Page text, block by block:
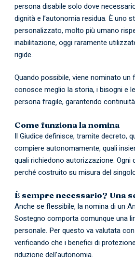
persona disabile solo dove
dignità e l’autonomia residua. È uno
personalizzato, molto più umano
inabilitazione, oggi raramente
rigide.
Quando possibile, viene nominato un
conosce meglio la storia, i bisogni e
persona fragile, garantendo
Come funziona la nomina
Il Giudice definisce, tramite decreto,
compiere autonomamente, quali
quali richiedono autorizzazione. Ogni
perché costruito su misura del
È sempre necessario? Una
Anche se flessibile, la nomina di un
Sostegno comporta comunque una
personale. Per questo va valutata
verificando che i benefici di
riduzione dell’autonomia.